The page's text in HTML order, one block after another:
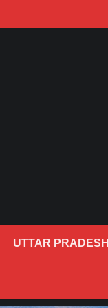
UTTAR PRADESH